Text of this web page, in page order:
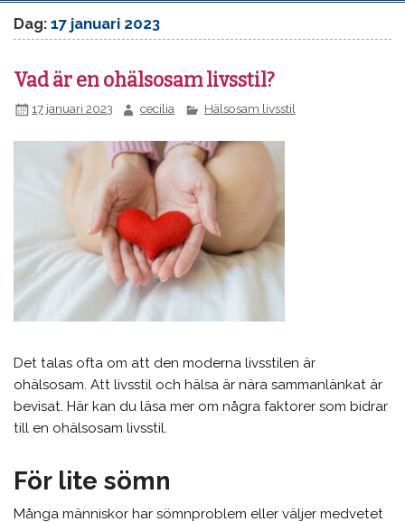
Dag:17 januari 2023
Vad är en ohälsosam livsstil?
17 januari 2023 cecilia Hälsosam livsstil
Det talas ofta om att den moderna livsstilen är
ohälsosam. Att livsstil och hälsa är nära sammanlänkat är
bevisat. Här kan du läsa mer om några faktorer som bidrar
till en ohälsosam livsstil.
För lite sömn
Många människor har sömnproblem eller väljer medvetet